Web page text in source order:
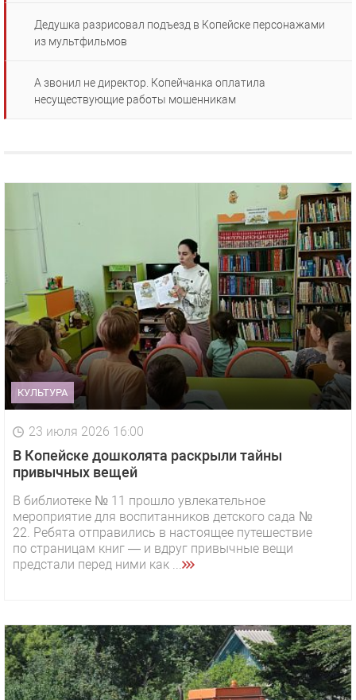
Дедушка разрисовал подъезд в Копейске персонажами
из мультфильмов
А звонил не директор. Копейчанка оплатила
несуществующие работы мошенникам
КУЛЬТУРА
23 июля 2026 16:00
В Копейске дошколята раскрыли тайны
привычных вещей
В библиотеке № 11 прошло увлекательное
мероприятие для воспитанников детского сада №
22. Ребята отправились в настоящее путешествие
по страницам книг — и вдруг привычные вещи
предстали перед ними как ...